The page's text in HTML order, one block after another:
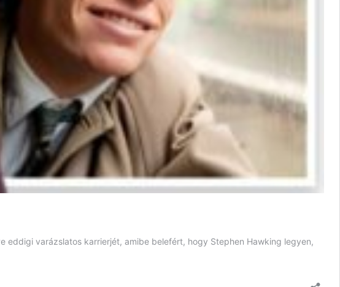
eddigi varázslatos karrierjét, amibe belefért, hogy Stephen Hawking legyen,